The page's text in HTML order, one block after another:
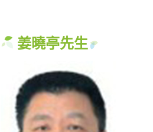
姜曉亭先生